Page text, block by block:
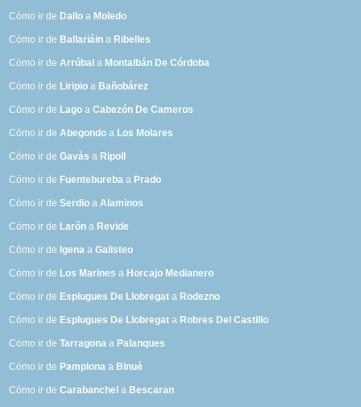
Cómo ir de Dallo a Moledo
Cómo ir de Ballariáin a Ribelles
Cómo ir deArrúbal a Montalbán De Córdoba
Cómo ir de Liripio a Bañobárez
Cómo ir de Lago aCabezón De Cameros
Cómo ir deAbegondo a Los Molares
Cómo ir deGavàs a Ripoll
Cómo ir de Fuentebureba a Prado
Cómo ir deSerdio aAlaminos
Cómo ir de Larón a Revide
Cómo ir de Igena aGalisteo
Cómo ir de Los Marines a Horcajo Medianero
Cómo ir de Esplugues De Llobregat a Rodezno
Cómo ir de Esplugues De Llobregat a Robres Del Castillo
Cómo ir deTarragona a Palanques
Cómo ir de Pamplona a Binué
Cómo ir deCarabanchel a Bescaran